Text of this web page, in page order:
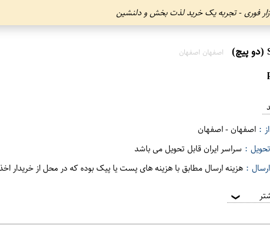
فوری - تجربه یک خرید لذت بخش و دلنشین
اصفهان اصفهان
: اصفهان-اصفهان
: سراسر ایران قابل تحویل می باشد
: هزینه ارسال مطابق با هزینه های پست یا پیک بوده که در محل از خریدار
❯